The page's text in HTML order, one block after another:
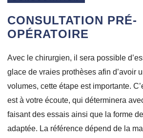
CONSULTATION PRÉ-
OPÉRATOIRE
Avec le chirurgien, il sera possible
glace de vraies prothèses afin d’avoir
volumes, cette étape est importante.
est à votre écoute, qui déterminera
faisant des essais ainsi que la forme
adaptée. La référence dépend de la